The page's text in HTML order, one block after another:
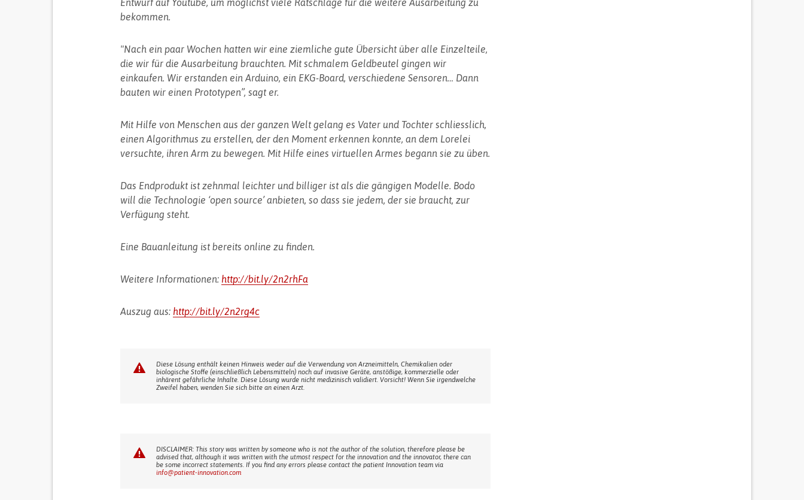
Entwurf auf Youtube, um möglichst viele Ratschläge für die weitere Ausarbeitung zu
bekommen.
"Nach ein paar Wochen hatten wir eine ziemliche gute Übersicht über alle Einzelteile,
die wir für die Ausarbeitung brauchten. Mit schmalem Geldbeutel gingen wir
einkaufen. Wir erstanden ein Arduino, ein EKG-Board, verschiedene Sensoren… Dann
bauten wir einen Prototypen”, sagt er.
Mit Hilfe von Menschen aus der ganzen Welt gelang es Vater und Tochter schliesslich,
einen Algorithmus zu erstellen, der den Moment erkennen konnte, an dem Lorelei
versuchte, ihren Arm zu bewegen. Mit Hilfe eines virtuellen Armes begann sie zu üben.
Das Endprodukt ist zehnmal leichter und billiger ist als die gängigen Modelle. Bodo
will die Technologie ‘open source’ anbieten, so dass sie jedem, der sie braucht, zur
Verfügung steht.
Eine Bauanleitung ist bereits online zu finden.
Weitere Informationen: http://bit.ly/2n2rhFa
Auszug aus: http://bit.ly/2n2rg4c
Diese Lösung enthält keinen Hinweis weder auf die Verwendung von Arzneimitteln, Chemikalien oder
biologische Stoffe (einschließlich Lebensmitteln) noch auf invasive Geräte, anstößige, kommerzielle oder
inhärent gefährliche Inhalte. Diese Lösung wurde nicht medizinisch validiert. Vorsicht! Wenn Sie irgendwelche
Zweifel haben, wenden Sie sich bitte an einen Arzt.
DISCLAIMER: This story was written by someone who is not the author of the solution, therefore please be
advised that, although it was written with the utmost respect for the innovation and the innovator, there can
be some incorrect statements. If you find any errors please contact the patient Innovation team via
info@patient-innovation.com